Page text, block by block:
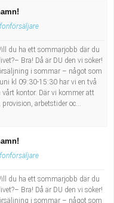
du ha ett sommarjobb där du
Bra! Då är DU den vi söker!
i sommar – något som
kl 09:30-15:30 har vi en två
kontor. Där vi kommer att
arbetstider oc...
du ha ett sommarjobb där du
Bra! Då är DU den vi söker!
i sommar – något som